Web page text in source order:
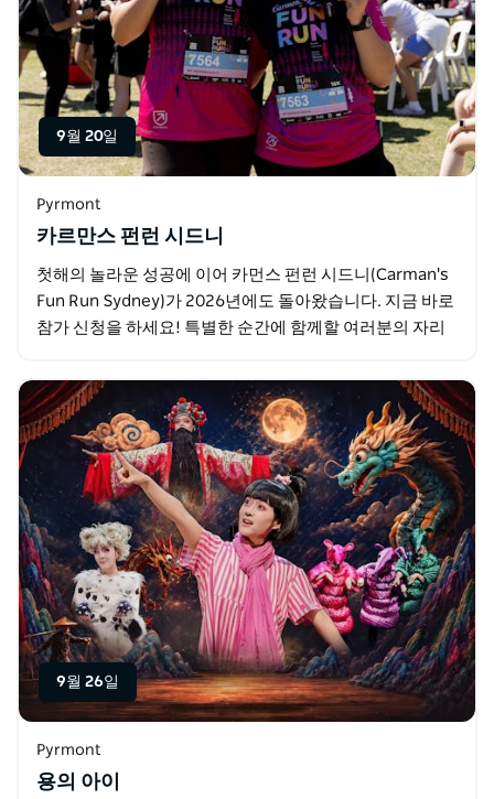
9월 20일
Pyrmont
카르만스 펀런 시드니
첫해의 놀라운 성공에 이어 카먼스 펀런 시드니(Carman's
Fun Run Sydney)가 2026년에도 돌아왔습니다. 지금 바로
참가 신청을 하세요! 특별한 순간에 함께할 여러분의 자리
9월 26일
Pyrmont
용의 아이